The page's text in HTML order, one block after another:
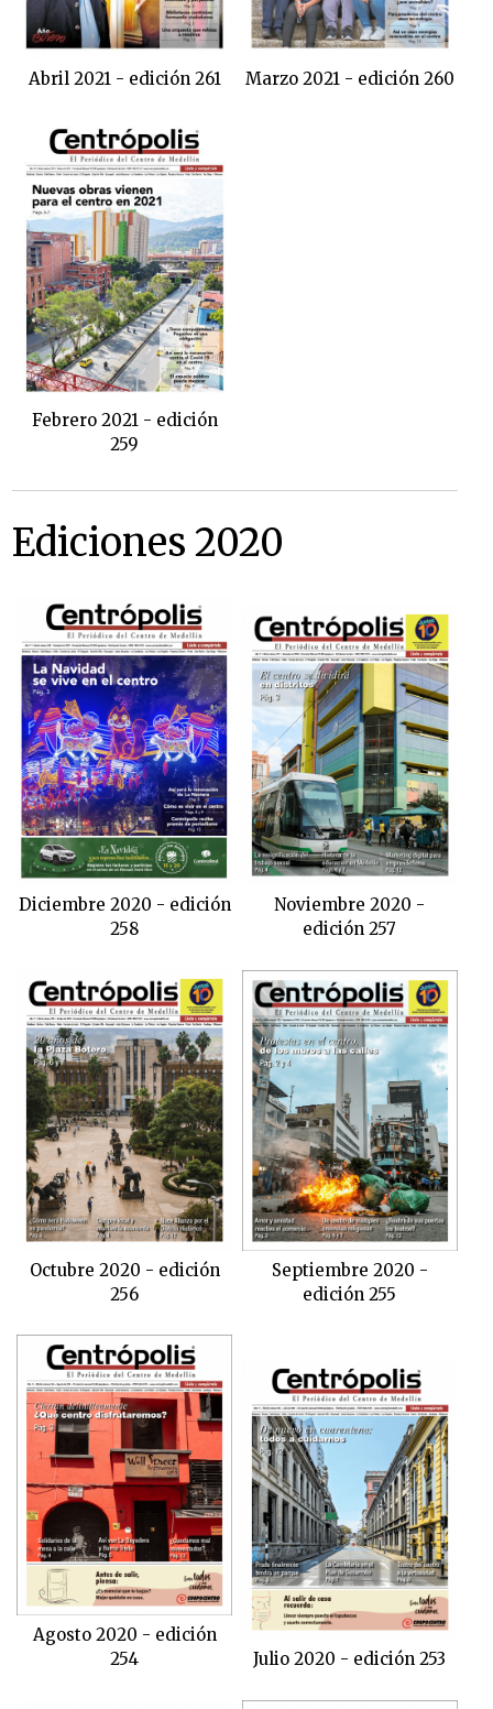
Abril 2021 - edición 261 Marzo 2021 - edición 260
Febrero 2021 - edición
259
Ediciones 2020
Diciembre 2020 - edición
258
Noviembre 2020 -
edición 257
Octubre 2020 - edición
256
Septiembre 2020 -
edición 255
Agosto 2020 - edición
254
Julio 2020 - edición 253